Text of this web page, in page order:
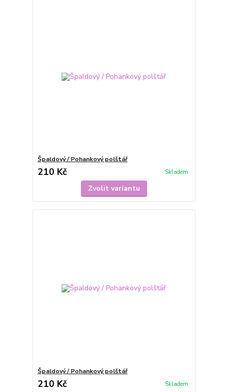
Špaldový / Pohankový polštář
210 Kč Skladem
Zvolit variantu
Špaldový / Pohankový polštář
210 Kč Skladem